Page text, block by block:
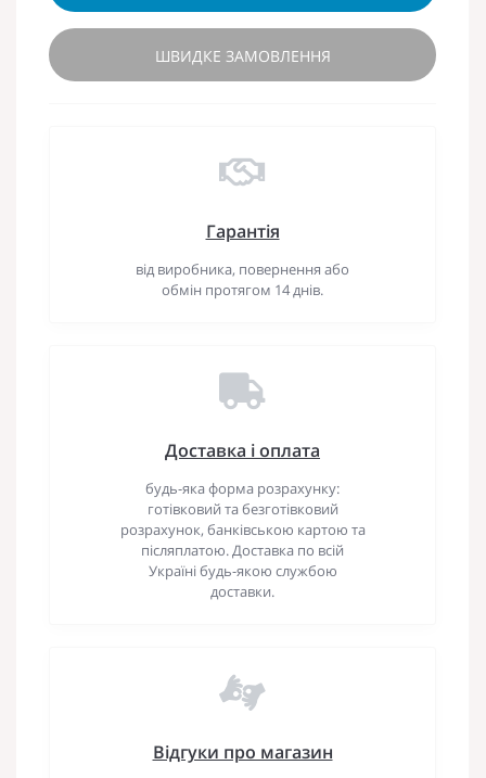
ШВИДКЕ ЗАМОВЛЕННЯ
Гарантія
від виробника, повернення або
обмін протягом 14 днів.
Доставка і оплата
будь-яка форма розрахунку:
готівковий та безготівковий
розрахунок, банківською картою та
післяплатою. Доставка по всій
Україні будь-якою службою
доставки.
Відгуки про магазин